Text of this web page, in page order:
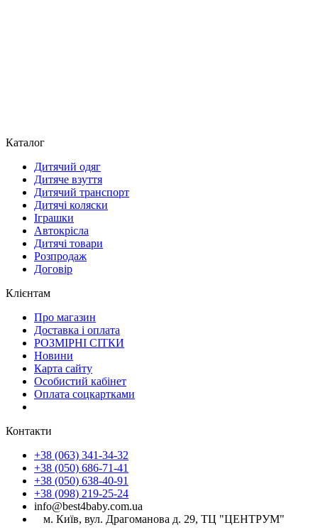
Каталог
Дитячий одяг
Дитяче взуття
Дитячий транспорт
Дитячі коляски
Іграшки
Автокрісла
Дитячі товари
Розпродаж
Договір
Клієнтам
Про магазин
Доставка і оплата
РОЗМІРНІ СІТКИ
Новини
Карта сайту
Особистий кабінет
Оплата соцкартками
Контакти
+38 (063) 341-34-32
+38 (050) 686-71-41
+38 (050) 638-40-91
+38 (098) 219-25-24
info@best4baby.com.ua
м. Київ, вул. Драгоманова д. 29, ТЦ "ЦЕНТРУМ"